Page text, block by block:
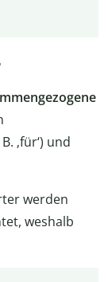
‚für‘) und
werden
weshalb